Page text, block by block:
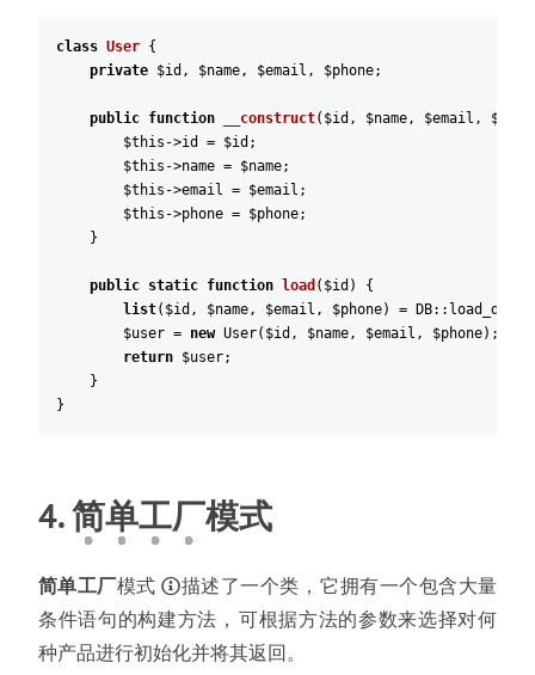
class User {
private $id , $name, $email , $phone;
public function __construct( $id , $name, $email ,
$this ->id = $id ;
$this ->name = $name;
$this ->email = $email ;
$this ->phone = $phone;
}
public static function load ( $id )
{
list( $id , $name, $email , $phone) = DB: : load_data
$user = new User( $id , $name, $email , $phone) ;
return $user;
}
}
4.简单工厂模式
简单工厂模式 描述了一个类
它拥有一个包含大量
条件语句的构建方法 ， 可根据方法的参数来选择对何
种产品进行初始化并将其返回。